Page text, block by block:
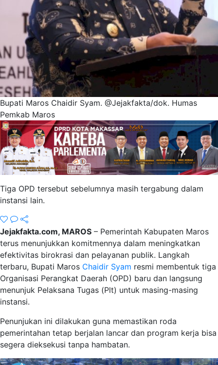
Bupati Maros Chaidir Syam. @Jejakfakta/dok. Humas
Pemkab Maros
Tiga OPD tersebut sebelumnya masih tergabung dalam
instansi lain.
Jejakfakta.com, MAROS – Pemerintah Kabupaten Maros
terus menunjukkan komitmennya dalam meningkatkan
efektivitas birokrasi dan pelayanan publik. Langkah
terbaru, Bupati Maros Chaidir Syam resmi membentuk tiga
Organisasi Perangkat Daerah (OPD) baru dan langsung
menunjuk Pelaksana Tugas (Plt) untuk masing-masing
instansi.
Penunjukan ini dilakukan guna memastikan roda
pemerintahan tetap berjalan lancar dan program kerja bisa
segera dieksekusi tanpa hambatan.